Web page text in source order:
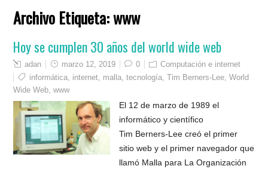
Archivo Etiqueta:www
Hoy se cumplen 30 años del world wide web
adan marzo 12, 2019 0
Computación e internet
informática internet malla ,tecnología ,Tim Berners-Lee ,World
Wide Web ,www
El 12 de marzo de 1989 el
informático y científico
Tim Berners-Lee creó el primer
sitio web y el primer navegador que
llamó Malla para La Organización